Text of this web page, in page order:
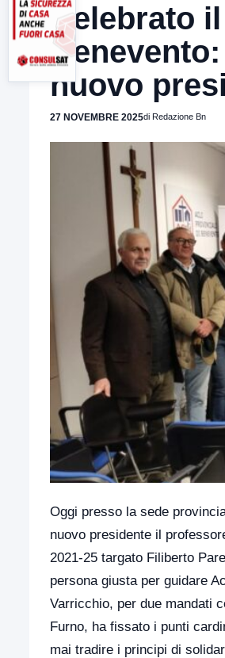
Celebrato
nuovo
27 NOVEMBRE 2025di Redazione Bn
Oggi presso la sede
nuovo presidente il
2021-25 targato Filiberto
persona giusta per guidare
Varricchio, per due mandati
Furno, ha fissato i punti
mai tradire i principi di